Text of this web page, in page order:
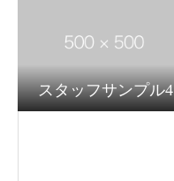
スタッフサンプル4